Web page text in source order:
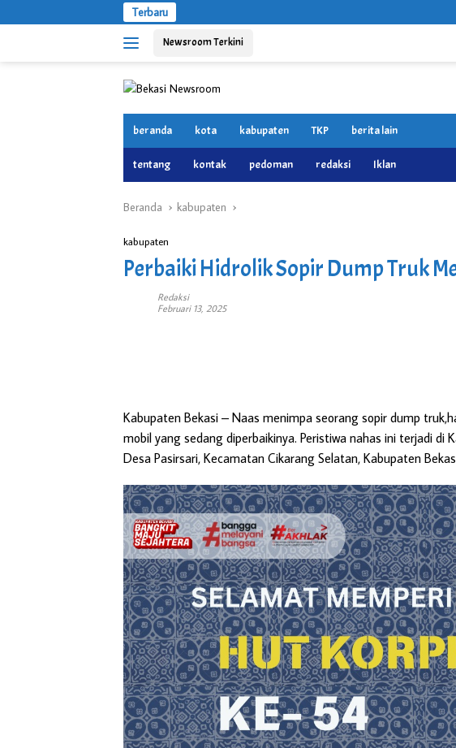
ke
Terbaru
Newsroom Terkini
beranda kota kabupaten TKP berita lain
tentang kontak pedoman redaksi Iklan
Beranda kabupaten
kabupaten
Perbaiki Hidrolik Sopir Dump Truk
Redaksi
Februari 13, 2025
Kabupaten Bekasi – Naas menimpa seorang sopir dump
mobil yang sedang diperbaikinya. Peristiwa nahas ini terjadi di
Desa Pasirsari, Kecamatan Cikarang Selatan, Kabupaten